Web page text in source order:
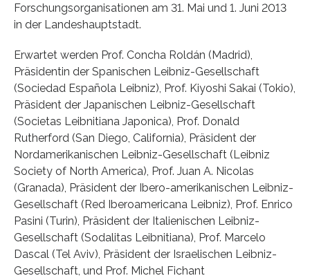
Forschungsorganisationen am 31. Mai und 1. Juni 2013
in der Landeshauptstadt.
Erwartet werden Prof. Concha Roldán (Madrid),
Präsidentin der Spanischen Leibniz-Gesellschaft
(Sociedad Española Leibniz), Prof. Kiyoshi Sakai (Tokio),
Präsident der Japanischen Leibniz-Gesellschaft
(Societas Leibnitiana Japonica), Prof. Donald
Rutherford (San Diego, California), Präsident der
Nordamerikanischen Leibniz-Gesellschaft (Leibniz
Society of North America), Prof. Juan A. Nicolas
(Granada), Präsident der Ibero-amerikanischen Leibniz-
Gesellschaft (Red Iberoamericana Leibniz), Prof. Enrico
Pasini (Turin), Präsident der Italienischen Leibniz-
Gesellschaft (Sodalitas Leibnitiana), Prof. Marcelo
Dascal (Tel Aviv), Präsident der Israelischen Leibniz-
Gesellschaft, und Prof. Michel Fichant